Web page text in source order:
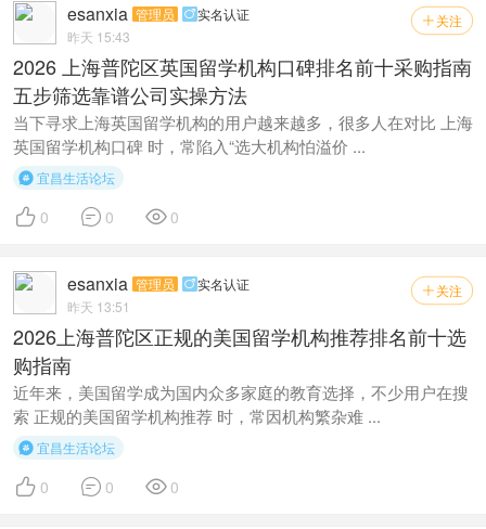
 关注
esanxia 管理员 实名认证
昨天 15:43
2026 上海普陀区英国留学机构口碑排名前十采购指南
五步筛选靠谱公司实操方法
当下寻求上海英国留学机构的用户越来越多，很多人在对比 上海
英国留学机构口碑 时，常陷入“选大机构怕溢价 ...
宜昌生活论坛
 0  0  0
 关注
esanxia 管理员 实名认证
昨天 13:51
2026上海普陀区正规的美国留学机构推荐排名前十选
购指南
近年来，美国留学成为国内众多家庭的教育选择，不少用户在搜
索 正规的美国留学机构推荐 时，常因机构繁杂难 ...
宜昌生活论坛
 0  0  0